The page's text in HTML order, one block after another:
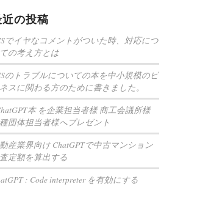
の投稿
でイヤなコメントがついた時、対応につ
の考え方とは
のトラブルについての本を中小規模のビ
スに関わる方のために書きました。
本 を企業担当者様 商工会議所様
団体担当者様へプレゼント
産業界向け ChatGPTで中古マンション
定額を算出する
: Code interpreter を有効にする